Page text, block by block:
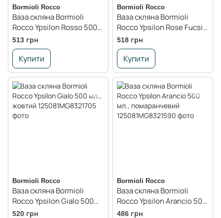
Bormioli Rocco
Ваза скляна Bormioli
Rocco Ypsilon Rosso 500
мл., червоний
513 грн
Купити
Bormioli Rocco
Ваза скляна Bormioli
Rocco Ypsilon Rose Fucsia
500 мл., фуксія
518 грн
Купити
Bormioli Rocco
Ваза скляна Bormioli
Rocco Ypsilon Gialo 500
мл., жовтий
520 грн
Bormioli Rocco
Ваза скляна Bormioli
Rocco Ypsilon Arancio 500
мл., помаранчевий
486 грн